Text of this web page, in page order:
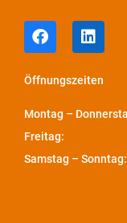
Öffnungszeiten
Montag –
Freitag: 8.00
Samstag –